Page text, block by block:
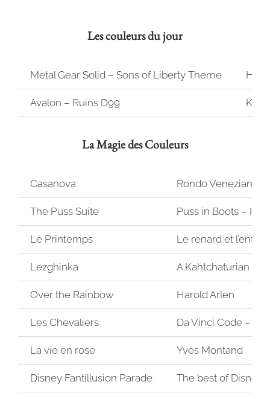
Les couleurs du jour
Metal Gear Solid – Sons of Liberty Theme
Avalon – Ruins D99
La Magie des Couleurs
Casanova Rondo Veneziano
The Puss Suite Puss in Boots –
Le Printemps Le renard et
Lezghinka A.Kahtchaturian
Over the Rainbow Harold Arlen
Les Chevaliers Da Vinci Code –
La vie en rose Yves Montand
Disney Fantillusion Parade The best of